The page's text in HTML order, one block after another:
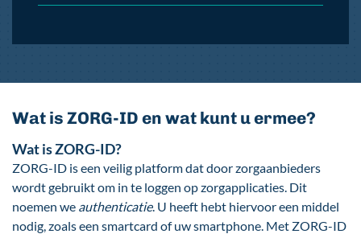
Wat is ZORG-ID en wat kunt u ermee?
Wat is ZORG-ID?
ZORG-ID is een veilig platform dat door zorgaanbieders
wordt gebruikt om in te loggen op zorgapplicaties. Dit
noemen we authenticatie. U heeft hebt hiervoor een middel
nodig, zoals een smartcard of uw smartphone. Met ZORG-ID